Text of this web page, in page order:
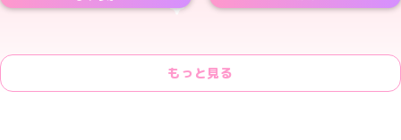
もっと見る